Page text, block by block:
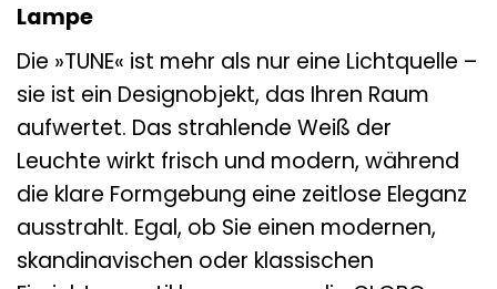
Lampe
Die »TUNE« ist mehr als nur eine Lichtquelle –
sie ist ein Designobjekt, das Ihren Raum
aufwertet. Das strahlende Weiß der
Leuchte wirkt frisch und modern, während
die klare Formgebung eine zeitlose Eleganz
ausstrahlt. Egal, ob Sie einen modernen,
skandinavischen oder klassischen